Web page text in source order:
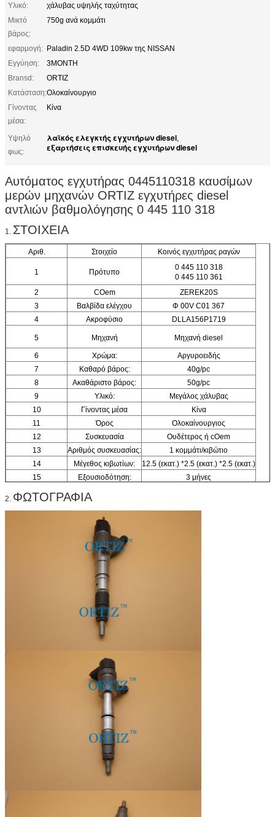
Υλικό:
χάλυβας υψηλής ταχύτητας
Μικτό
βάρος:
750g ανά κομμάτι
εφαρμογή: Paladin 2.5D 4WD 109kw της NISSAN
Εγγύηση:
3MONTH
Bransd:
ORTIZ
Κατάσταση:Ολοκαίνουργιο
Γίνοντας
μέσα:
Κίνα
Υψηλό
φως:
λαϊκός ελεγκτής εγχυτήρων diesel,
εξαρτήσεις επισκευής εγχυτήρων diesel
Αυτόματος εγχυτήρας 0445110318 καυσίμων
μερών μηχανών ORTIZ εγχυτήρες diesel
αντλιών βαθμολόγησης 0 445 110 318
1. ΣΤΟΙΧΕΙΑ
Αριθ. Στοιχείο Κοινός εγχυτήρας ραγών
1 Πρότυπο
0 445 110 318
0 445 110 361
2
COem
ZEREK20S
3
Βαλβίδα ελέγχου
Φ 00V C01 367
4
Ακροφύσιο DLLA156P1719
5 Μηχανή Μηχανή diesel
6 Χρώμα:
Αργυροειδής
7
Καθαρό βάρος:
40g/pc
8
Ακαθάριστο βάρος:
50g/pc
9
Υλικό:
Μεγάλος χάλυβας
10
Γίνοντας μέσα
Κίνα
11
Όρος
Ολοκαίνουργιος
12
Συσκευασία
Ουδέτερος ή cOem
13
Αριθμός συσκευασίας:
1 κομμάτι/κιβώτιο
14
Μέγεθος κιβωτίων:
12.5 (εκατ.) *2.5 (εκατ.) *2.5 (εκατ.)
15
Εξουσιοδότηση: 3 μήνες
2. ΦΩΤΟΓΡΑΦΙΑ